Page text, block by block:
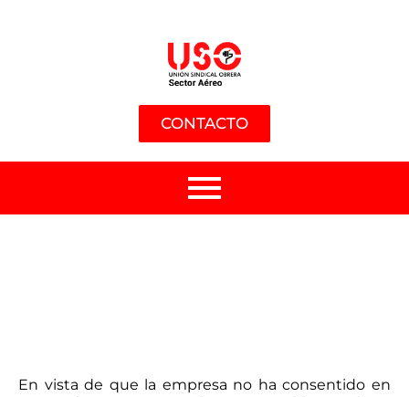
CONTACTO
En vista de que la empresa no ha consentido en